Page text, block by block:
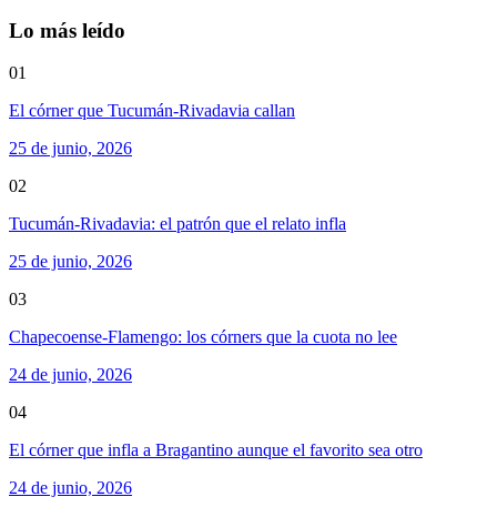
Lo más leído
01
El córner que Tucumán-Rivadavia callan
25 de junio, 2026
02
Tucumán-Rivadavia: el patrón que el relato infla
25 de junio, 2026
03
Chapecoense-Flamengo: los córners que la cuota no lee
24 de junio, 2026
04
El córner que infla a Bragantino aunque el favorito sea otro
24 de junio, 2026